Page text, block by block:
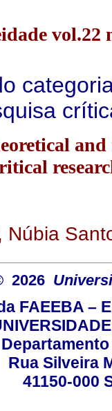
vol.22
Núbia
2026
FAEEBA –
Rua Silveira
41150-000